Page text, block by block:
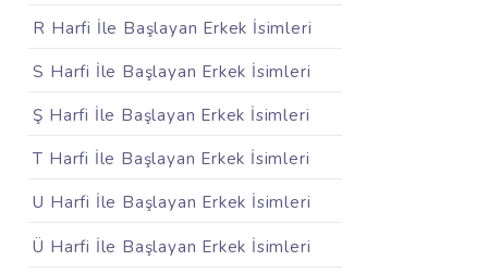
R Harfi İle Başlayan Erkek İsimleri
S Harfi İle Başlayan Erkek İsimleri
Ş Harfi İle Başlayan Erkek İsimleri
T Harfi İle Başlayan Erkek İsimleri
U Harfi İle Başlayan Erkek İsimleri
Ü Harfi İle Başlayan Erkek İsimleri